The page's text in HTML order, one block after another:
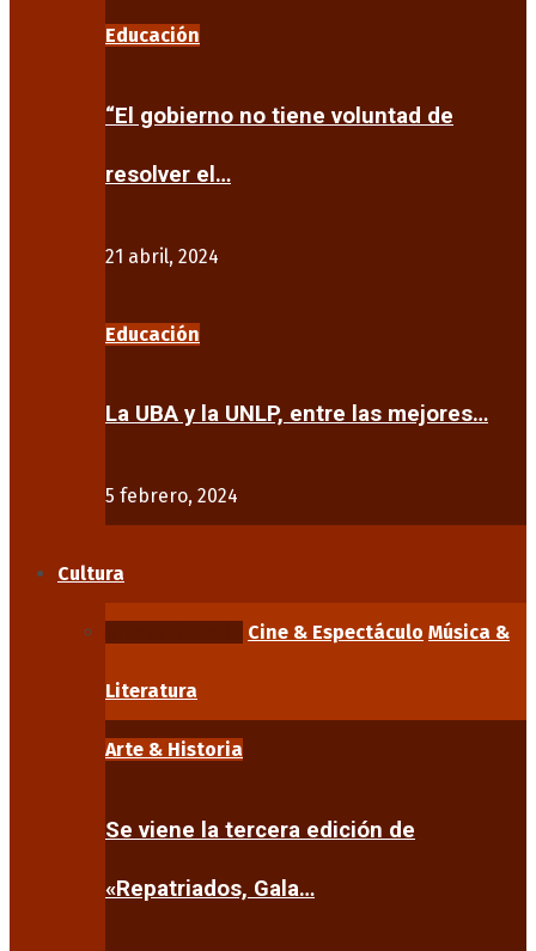
Educación
“El gobierno no tiene voluntad de
resolver el…
21 abril, 2024
Educación
La UBA y la UNLP, entre las mejores…
5 febrero, 2024
Cultura
Cine & Espectáculo Música &
Literatura
Arte & Historia
Se viene la tercera edición de
«Repatriados, Gala…